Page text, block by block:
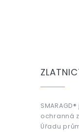
ochranná
Úřadu